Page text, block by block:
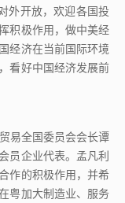
外开放，欢迎各国投
积极作用，做中美经
经济在当前国际环境
看好中国经济发展前
易全国委员会会长谭
员企业代表。孟凡利
作的积极作用，并希
粤加大制造业、服务